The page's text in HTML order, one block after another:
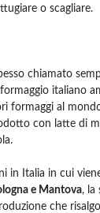
o scagliare.
chiamato
italiano
formaggi al
con latte di
in Italia in cui
e Mantova, la
che